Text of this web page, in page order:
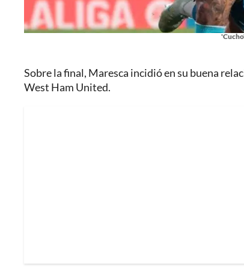
Sobre la final, Maresca incidió en su buena
West Ham United.